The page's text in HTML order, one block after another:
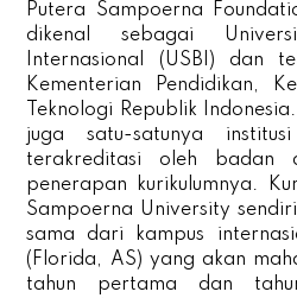
Putera Sampoerna
dikenal sebagai
Internasional (USBI) dan
Kementerian Pendidikan,
Teknologi Republik
juga satu-satunya
terakreditasi oleh badan
penerapan kurikulumnya.
Sampoerna University
sama dari kampus
(Florida, AS) yang akan
tahun pertama dan